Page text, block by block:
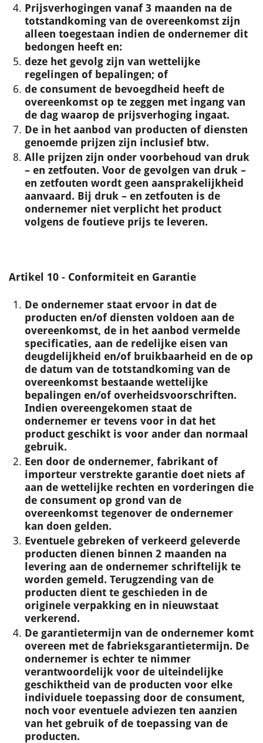
Prijsverhogingen vanaf 3 maanden na de
totstandkoming van de overeenkomst zijn
alleen toegestaan indien de ondernemer dit
bedongen heeft en:
deze het gevolg zijn van wettelijke
regelingen of bepalingen; of
de consument de bevoegdheid heeft de
overeenkomst op te zeggen met ingang van
de dag waarop de prijsverhoging ingaat.
De in het aanbod van producten of diensten
genoemde prijzen zijn inclusief btw.
Alle prijzen zijn onder voorbehoud van druk
– en zetfouten. Voor de gevolgen van druk –
en zetfouten wordt geen aansprakelijkheid
aanvaard. Bij druk – en zetfouten is de
ondernemer niet verplicht het product
volgens de foutieve prijs te leveren.
Artikel 10 - Conformiteit en Garantie
De ondernemer staat ervoor in dat de
producten en/of diensten voldoen aan de
overeenkomst, de in het aanbod vermelde
specificaties, aan de redelijke eisen van
deugdelijkheid en/of bruikbaarheid en de op
de datum van de totstandkoming van de
overeenkomst bestaande wettelijke
bepalingen en/of overheidsvoorschriften.
Indien overeengekomen staat de
ondernemer er tevens voor in dat het
product geschikt is voor ander dan normaal
gebruik.
Een door de ondernemer, fabrikant of
importeur verstrekte garantie doet niets af
aan de wettelijke rechten en vorderingen die
de consument op grond van de
overeenkomst tegenover de ondernemer
kan doen gelden.
Eventuele gebreken of verkeerd geleverde
producten dienen binnen 2 maanden na
levering aan de ondernemer schriftelijk te
worden gemeld. Terugzending van de
producten dient te geschieden in de
originele verpakking en in nieuwstaat
verkerend.
De garantietermijn van de ondernemer komt
overeen met de fabrieksgarantietermijn. De
ondernemer is echter te nimmer
verantwoordelijk voor de uiteindelijke
geschiktheid van de producten voor elke
individuele toepassing door de consument,
noch voor eventuele adviezen ten aanzien
van het gebruik of de toepassing van de
producten.